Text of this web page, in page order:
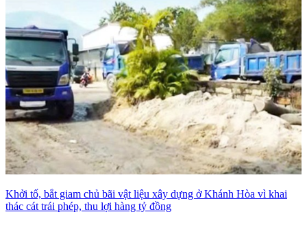
Khởi tố, bắt giam chủ bãi vật liệu xây dựng ở Khánh Hòa vì khai
thác cát trái phép, thu lợi hàng tỷ đồng